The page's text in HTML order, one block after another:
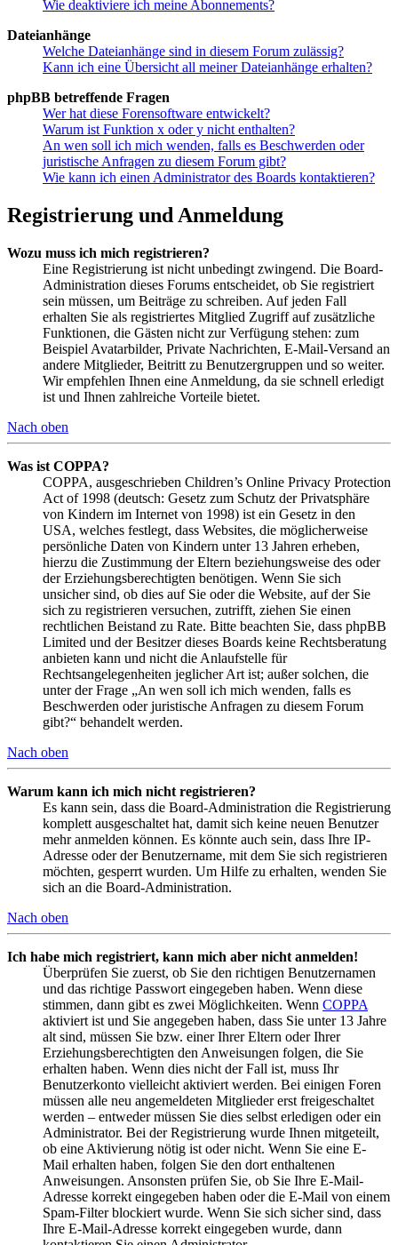
Wie deaktiviere ich meine Abonnements?
Dateianhänge
Welche Dateianhänge sind in diesem Forum zulässig?
Kann ich eine Übersicht all meiner Dateianhänge erhalten?
phpBB betreffende Fragen
Wer hat diese Forensoftware entwickelt?
Warum ist Funktion x oder y nicht enthalten?
An wen soll ich mich wenden, falls es Beschwerden oder
juristische Anfragen zu diesem Forum gibt?
Wie kann ich einen Administrator des Boards kontaktieren?
Registrierung und Anmeldung
Wozu muss ich mich registrieren?
Eine Registrierung ist nicht unbedingt zwingend. Die Board-
Administration dieses Forums entscheidet, ob Sie registriert
sein müssen, um Beiträge zu schreiben. Auf jeden Fall
erhalten Sie als registriertes Mitglied Zugriff auf zusätzliche
Funktionen, die Gästen nicht zur Verfügung stehen: zum
Beispiel Avatarbilder, Private Nachrichten, E-Mail-Versand an
andere Mitglieder, Beitritt zu Benutzergruppen und so weiter.
Wir empfehlen Ihnen eine Anmeldung, da sie schnell erledigt
ist und Ihnen zahlreiche Vorteile bietet.
Nach oben
Was ist COPPA?
COPPA, ausgeschrieben Children’s Online Privacy Protection
Act of 1998 (deutsch: Gesetz zum Schutz der Privatsphäre
von Kindern im Internet von 1998) ist ein Gesetz in den
USA, welches festlegt, dass Websites, die möglicherweise
persönliche Daten von Kindern unter 13 Jahren erheben,
hierzu die Zustimmung der Eltern beziehungsweise des oder
der Erziehungsberechtigten benötigen. Wenn Sie sich
unsicher sind, ob dies auf Sie oder die Website, auf der Sie
sich zu registrieren versuchen, zutrifft, ziehen Sie einen
rechtlichen Beistand zu Rate. Bitte beachten Sie, dass phpBB
Limited und der Besitzer dieses Boards keine Rechtsberatung
anbieten kann und nicht die Anlaufstelle für
Rechtsangelegenheiten jeglicher Art ist; außer solchen, die
unter der Frage „An wen soll ich mich wenden, falls es
Beschwerden oder juristische Anfragen zu diesem Forum
gibt?“ behandelt werden.
Nach oben
Warum kann ich mich nicht registrieren?
Es kann sein, dass die Board-Administration die Registrierung
komplett ausgeschaltet hat, damit sich keine neuen Benutzer
mehr anmelden können. Es könnte auch sein, dass Ihre IP-
Adresse oder der Benutzername, mit dem Sie sich registrieren
möchten, gesperrt wurden. Um Hilfe zu erhalten, wenden Sie
sich an die Board-Administration.
Nach oben
Ich habe mich registriert, kann mich aber nicht anmelden!
Überprüfen Sie zuerst, ob Sie den richtigen Benutzernamen
und das richtige Passwort eingegeben haben. Wenn diese
stimmen, dann gibt es zwei Möglichkeiten. Wenn COPPA
aktiviert ist und Sie angegeben haben, dass Sie unter 13 Jahre
alt sind, müssen Sie bzw. einer Ihrer Eltern oder Ihrer
Erziehungsberechtigten den Anweisungen folgen, die Sie
erhalten haben. Wenn dies nicht der Fall ist, muss Ihr
Benutzerkonto vielleicht aktiviert werden. Bei einigen Foren
müssen alle neu angemeldeten Mitglieder erst freigeschaltet
werden – entweder müssen Sie dies selbst erledigen oder ein
Administrator. Bei der Registrierung wurde Ihnen mitgeteilt,
ob eine Aktivierung nötig ist oder nicht. Wenn Sie eine E-
Mail erhalten haben, folgen Sie den dort enthaltenen
Anweisungen. Ansonsten prüfen Sie, ob Sie Ihre E-Mail-
Adresse korrekt eingegeben haben oder die E-Mail von einem
Spam-Filter blockiert wurde. Wenn Sie sich sicher sind, dass
Ihre E-Mail-Adresse korrekt eingegeben wurde, dann